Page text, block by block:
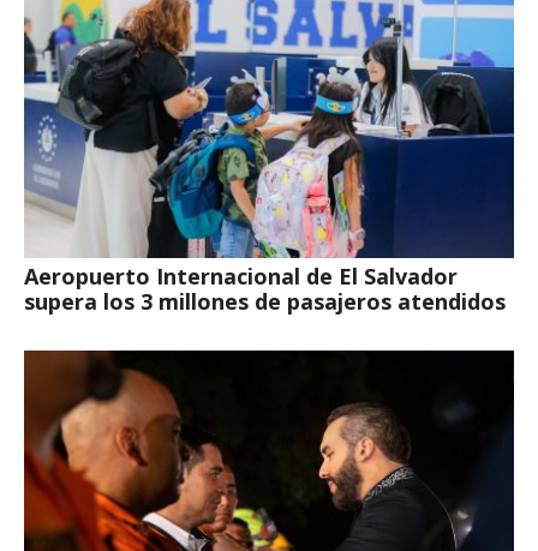
Aeropuerto Internacional de El Salvador
supera los 3 millones de pasajeros atendidos